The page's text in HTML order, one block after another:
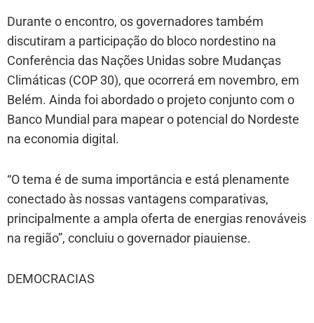
Durante o encontro, os governadores também
discutiram a participação do bloco nordestino na
Conferência das Nações Unidas sobre Mudanças
Climáticas (COP 30), que ocorrerá em novembro, em
Belém. Ainda foi abordado o projeto conjunto com o
Banco Mundial para mapear o potencial do Nordeste
na economia digital.
“O tema é de suma importância e está plenamente
conectado às nossas vantagens comparativas,
principalmente a ampla oferta de energias renováveis
na região”, concluiu o governador piauiense.
DEMOCRACIAS